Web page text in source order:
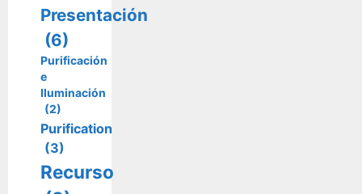
Presentación
(6)
Purificación
e
Iluminación
(2)
Purification
(3)
Recurso